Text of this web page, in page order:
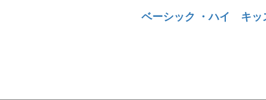
ベーシック ・ハイ キッ